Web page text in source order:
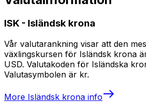
ISK - Isländsk krona
Vår valutarankning visar att den
växlingskursen för Isländsk krona
USD. Valutakoden för Isländska
Valutasymbolen är kr.
More Isländsk krona info